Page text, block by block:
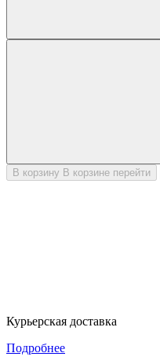
В корзину В корзине перейти
Курьерская доставка
Подробнее